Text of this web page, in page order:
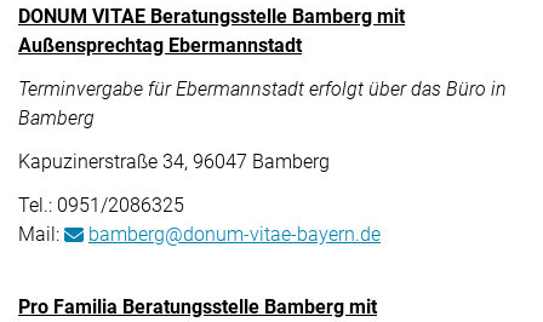
DONUM VITAE Beratungsstelle Bamberg mit
Außensprechtag Ebermannstadt
Terminvergabe für Ebermannstadt erfolgt über das Büro in
Bamberg
Kapuzinerstraße 34, 96047 Bamberg
Tel.: 0951/2086325
Mail:
bamberg@donum-vitae-bayern.de
Pro Familia Beratungsstelle Bamberg mit